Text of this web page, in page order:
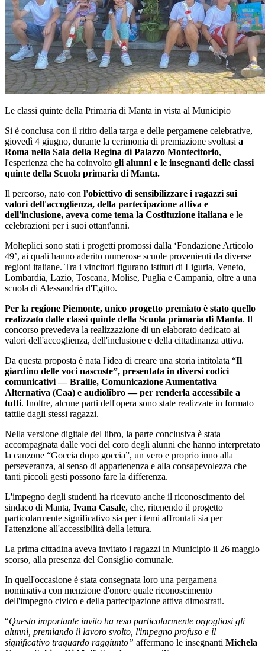
Le classi quinte della Primaria di Manta in vista al Municipio
Si è conclusa con il ritiro della targa e delle pergamene celebrative,
giovedì 4 giugno, durante la cerimonia di premiazione svoltasi a
Roma nella Sala della Regina di Palazzo Montecitorio,
l'esperienza che ha coinvolto gli alunni e le insegnanti delle classi
quinte della Scuola primaria di Manta.
Il percorso, nato con l'obiettivo di sensibilizzare i ragazzi sui
valori dell'accoglienza, della partecipazione attiva e
dell'inclusione, aveva come tema la Costituzione italiana e le
celebrazioni per i suoi ottant'anni.
Molteplici sono stati i progetti promossi dalla ‘Fondazione Articolo
49’, ai quali hanno aderito numerose scuole provenienti da diverse
regioni italiane. Tra i vincitori figurano istituti di Liguria, Veneto,
Lombardia, Lazio, Toscana, Molise, Puglia e Campania, oltre a una
scuola di Alessandria d'Egitto.
Per la regione Piemonte, unico progetto premiato è stato quello
realizzato dalle classi quinte della Scuola primaria di Manta. Il
concorso prevedeva la realizzazione di un elaborato dedicato ai
valori dell'accoglienza, dell'inclusione e della cittadinanza attiva.
Da questa proposta è nata l'idea di creare una storia intitolata “Il
giardino delle voci nascoste”, presentata in diversi codici
comunicativi — Braille, Comunicazione Aumentativa
Alternativa (Caa) e audiolibro — per renderla accessibile a
tutti. Inoltre, alcune parti dell'opera sono state realizzate in formato
tattile dagli stessi ragazzi.
Nella versione digitale del libro, la parte conclusiva è stata
accompagnata dalle voci del coro degli alunni che hanno interpretato
la canzone “Goccia dopo goccia”, un vero e proprio inno alla
perseveranza, al senso di appartenenza e alla consapevolezza che
tanti piccoli gesti possono fare la differenza.
L'impegno degli studenti ha ricevuto anche il riconoscimento del
sindaco di Manta, Ivana Casale, che, ritenendo il progetto
particolarmente significativo sia per i temi affrontati sia per
l'attenzione all'accessibilità della lettura.
La prima cittadina aveva invitato i ragazzi in Municipio il 26 maggio
scorso, alla presenza del Consiglio comunale.
In quell'occasione è stata consegnata loro una pergamena
nominativa con menzione d'onore quale riconoscimento
dell'impegno civico e della partecipazione attiva dimostrati.
“Questo importante invito ha reso particolarmente orgogliosi gli
alunni, premiando il lavoro svolto, l'impegno profuso e il
significativo traguardo raggiunto” affermano le insegnanti Michela